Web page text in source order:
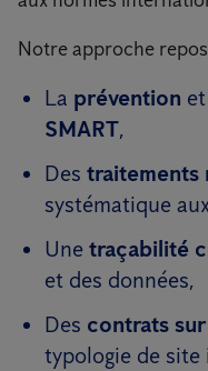
Notre approche
La prévention
SMART,
Des traitements
systématique
Une traçabilité
et des données,
Des contrats
typologie de site